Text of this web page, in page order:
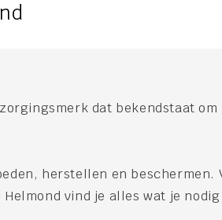
dat bekendstaat om
herstellen en beschermen.
vind je alles wat je